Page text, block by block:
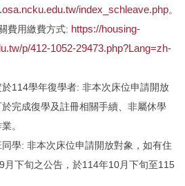
index_schleave.php。
用繳費方式: https://housing-
p/412-1052-29473.php?Lang=zh-
114學年復學者: 非本次床位申請開放
完成復學及註冊相關手續、非屬休學
。
學: 非本次床位申請開放對象，如有住
月下旬之公告，於114年10月下旬至115